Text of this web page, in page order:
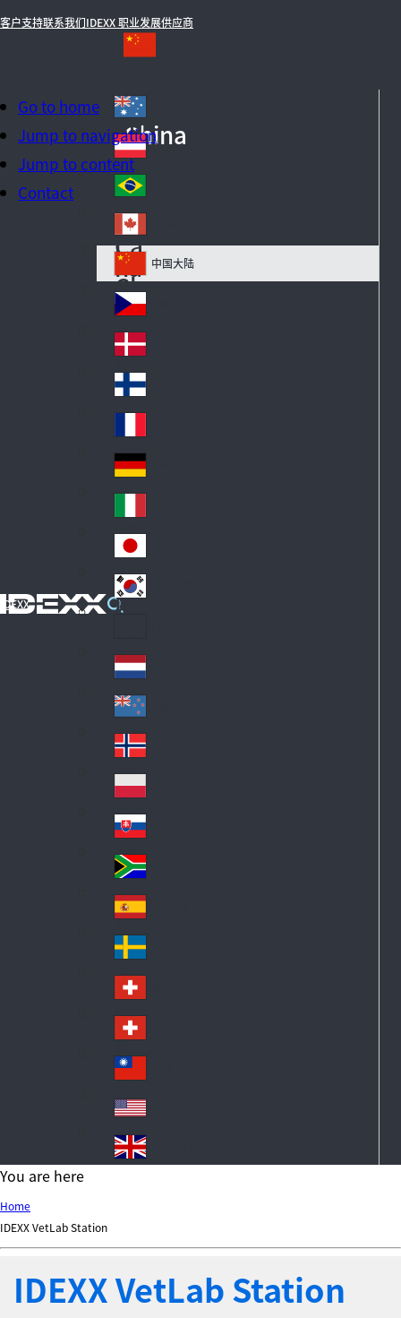
Go to home
Jump to navigation
Jump to content
Contact
客户支持联系我们IDEXX 职业发展供应商
IDEXX
China
Au
str
ali
a
Au
str
ia
Österreich
Br
azi
l
Ca
na
da
Ch
in
a
中国大陆
Cz
ec
h
De
n
m
ar
k
Fi
nl
an
d
Fr
an
ce
Ge
rm
an
y
Ita
ly
Ja
pa
n
Ko
a
La
tin
A
m
eri
ca
Ne
th
erl
an
ds
Ne
w
Ze
al
an
d
No
rw
ay
Po
la
nd
Sl
ov
ak
ia
So
ut
h
Af
ric
a
Sp
ai
n
S
w
ed
en
S
wi
tz
erl
an
d
S
wi
tz
erl
an
d
Ta
iw
an
US
A
Un
ng
do
m
You are here
Home
IDEXX VetLab Station
IDEXX VetLab Station